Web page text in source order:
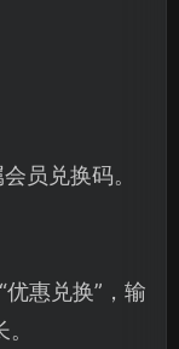
员兑换码。
惠兑换”，输